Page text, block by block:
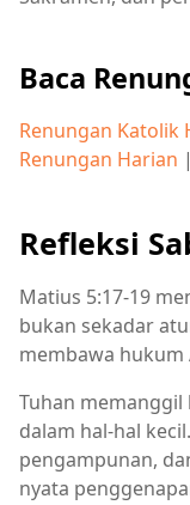
Baca
Renungan Katolik
Renungan Harian |
Refleksi
Matius 5:17-19
bukan sekadar
membawa hukum
Tuhan
dalam hal-hal
pengampunan,
nyata